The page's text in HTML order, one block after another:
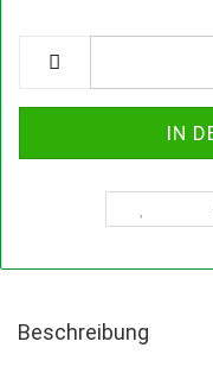
Beschreibung